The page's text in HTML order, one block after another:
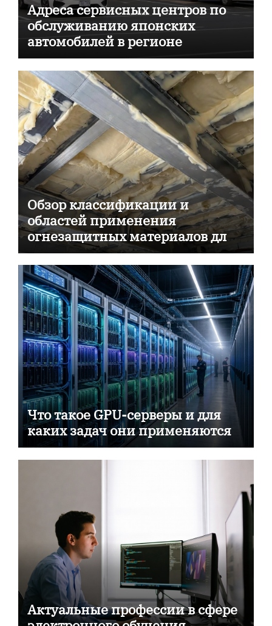
Адреса сервисных центров по
обслуживанию японских
автомобилей в регионе
Обзор классификации и
областей применения
огнезащитных материалов для
пассивной противопожарной
защиты
Что такое GPU-серверы и для
каких задач они применяются
Актуальные профессии в сфере